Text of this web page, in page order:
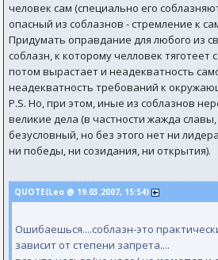
человек сам (специально его
опасный из соблазнов - стремление к
Придумать оправдание для любого из
соблазн, к которому челловек тяготеет
потом вырастает и неадекватность
неадекватность требований к
P.S. Но, при этом, иные из соблазнов
великие дела (в частности жажда
безусловный, но без этого нет ни
ни победы, ни созидания, ни открытия).
QUOTE(Leo @ 19.03.2007, 15:54)
Ошибаешься....соблазн-это
зависит от степени запрета....